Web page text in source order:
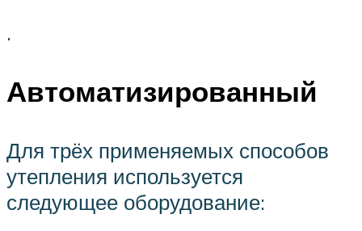
.
Автоматизированный
Для трёх применяемых способов
утепления используется
следующее оборудование: